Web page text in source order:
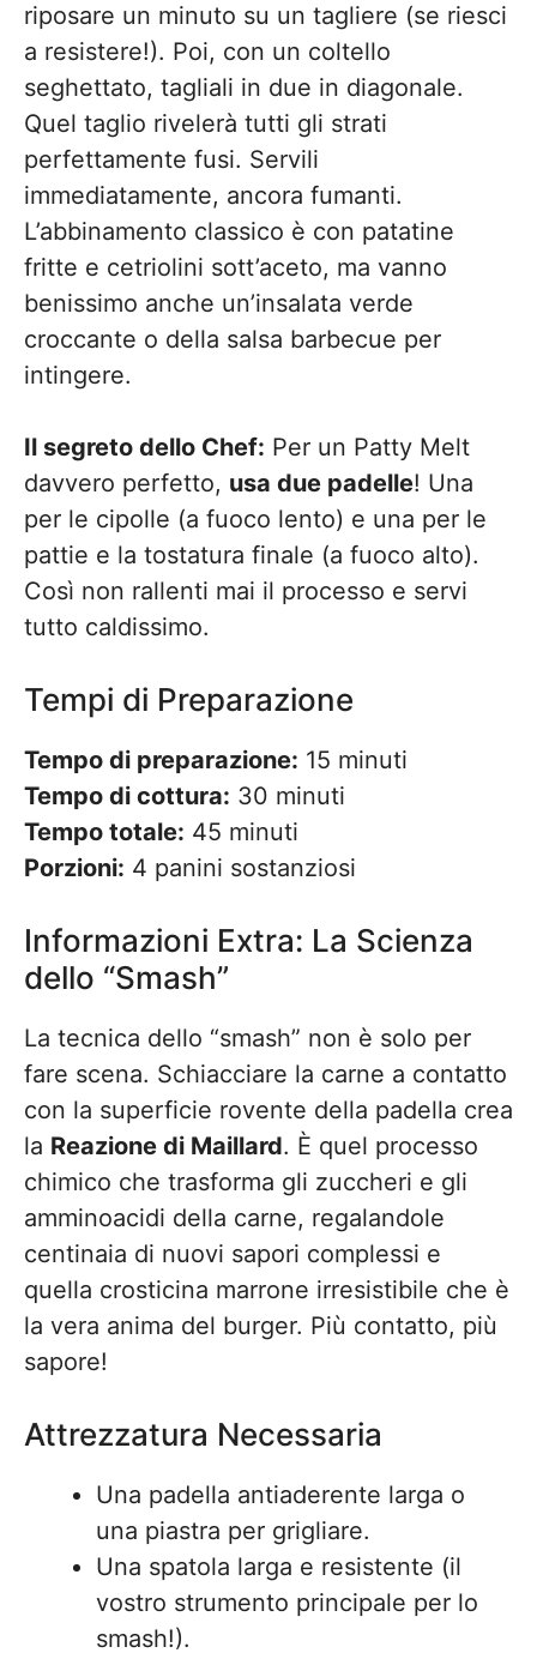
riposare un minuto su un tagliere (se riesci
a resistere!). Poi, con un coltello
seghettato, tagliali in due in diagonale.
Quel taglio rivelerà tutti gli strati
perfettamente fusi. Servili
immediatamente, ancora fumanti.
L’abbinamento classico è con patatine
fritte e cetriolini sott’aceto, ma vanno
benissimo anche un’insalata verde
croccante o della salsa barbecue per
intingere.
Il segreto dello Chef: Per un Patty Melt
davvero perfetto, usa due padelle! Una
per le cipolle (a fuoco lento) e una per le
pattie e la tostatura finale (a fuoco alto).
Così non rallenti mai il processo e servi
tutto caldissimo.
Tempi di Preparazione
Tempo di preparazione: 15 minuti
Tempo di cottura: 30 minuti
Tempo totale: 45 minuti
Porzioni: 4 panini sostanziosi
Informazioni Extra: La Scienza
dello “Smash”
La tecnica dello “smash” non è solo per
fare scena. Schiacciare la carne a contatto
con la superficie rovente della padella crea
la Reazione di Maillard. È quel processo
chimico che trasforma gli zuccheri e gli
amminoacidi della carne, regalandole
centinaia di nuovi sapori complessi e
quella crosticina marrone irresistibile che è
la vera anima del burger. Più contatto, più
sapore!
Attrezzatura Necessaria
Una padella antiaderente larga o
una piastra per grigliare.
Una spatola larga e resistente (il
vostro strumento principale per lo
smash!).